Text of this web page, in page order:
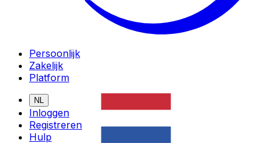
Persoonlijk
Zakelijk
Platform
NL
Inloggen
Registreren
Hulp